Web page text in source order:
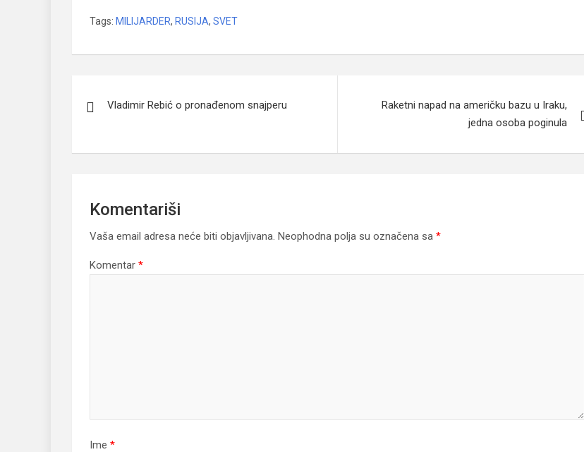
Tags: MILIJARDER, RUSIJA, SVET
članaka
Vladimir Rebić o pronađenom snajperu
Raketni napad na američku bazu u Iraku,
jedna osoba poginula
Komentariši
Vaša email adresa neće biti objavljivana. Neophodna polja su označena sa *
Komentar *
Ime *